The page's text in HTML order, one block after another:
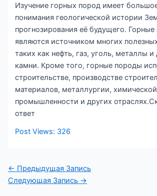
Изучение горных пород имеет
понимания геологической истории
прогнозирования её будущего.
являются источником многих
таких как нефть, газ, уголь, металлы
камни. Кроме того, горные породы
строительстве, производстве
материалов, металлургии, химической
промышленности и других
ответ
Post Views: 326
Навигация
по
← Предыдущая Запись
Следующая Запись →